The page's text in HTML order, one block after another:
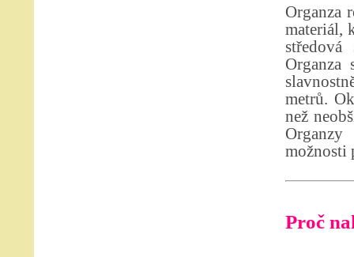
Organza
materiál,
Organza
metrů.
než
možnosti
Proč